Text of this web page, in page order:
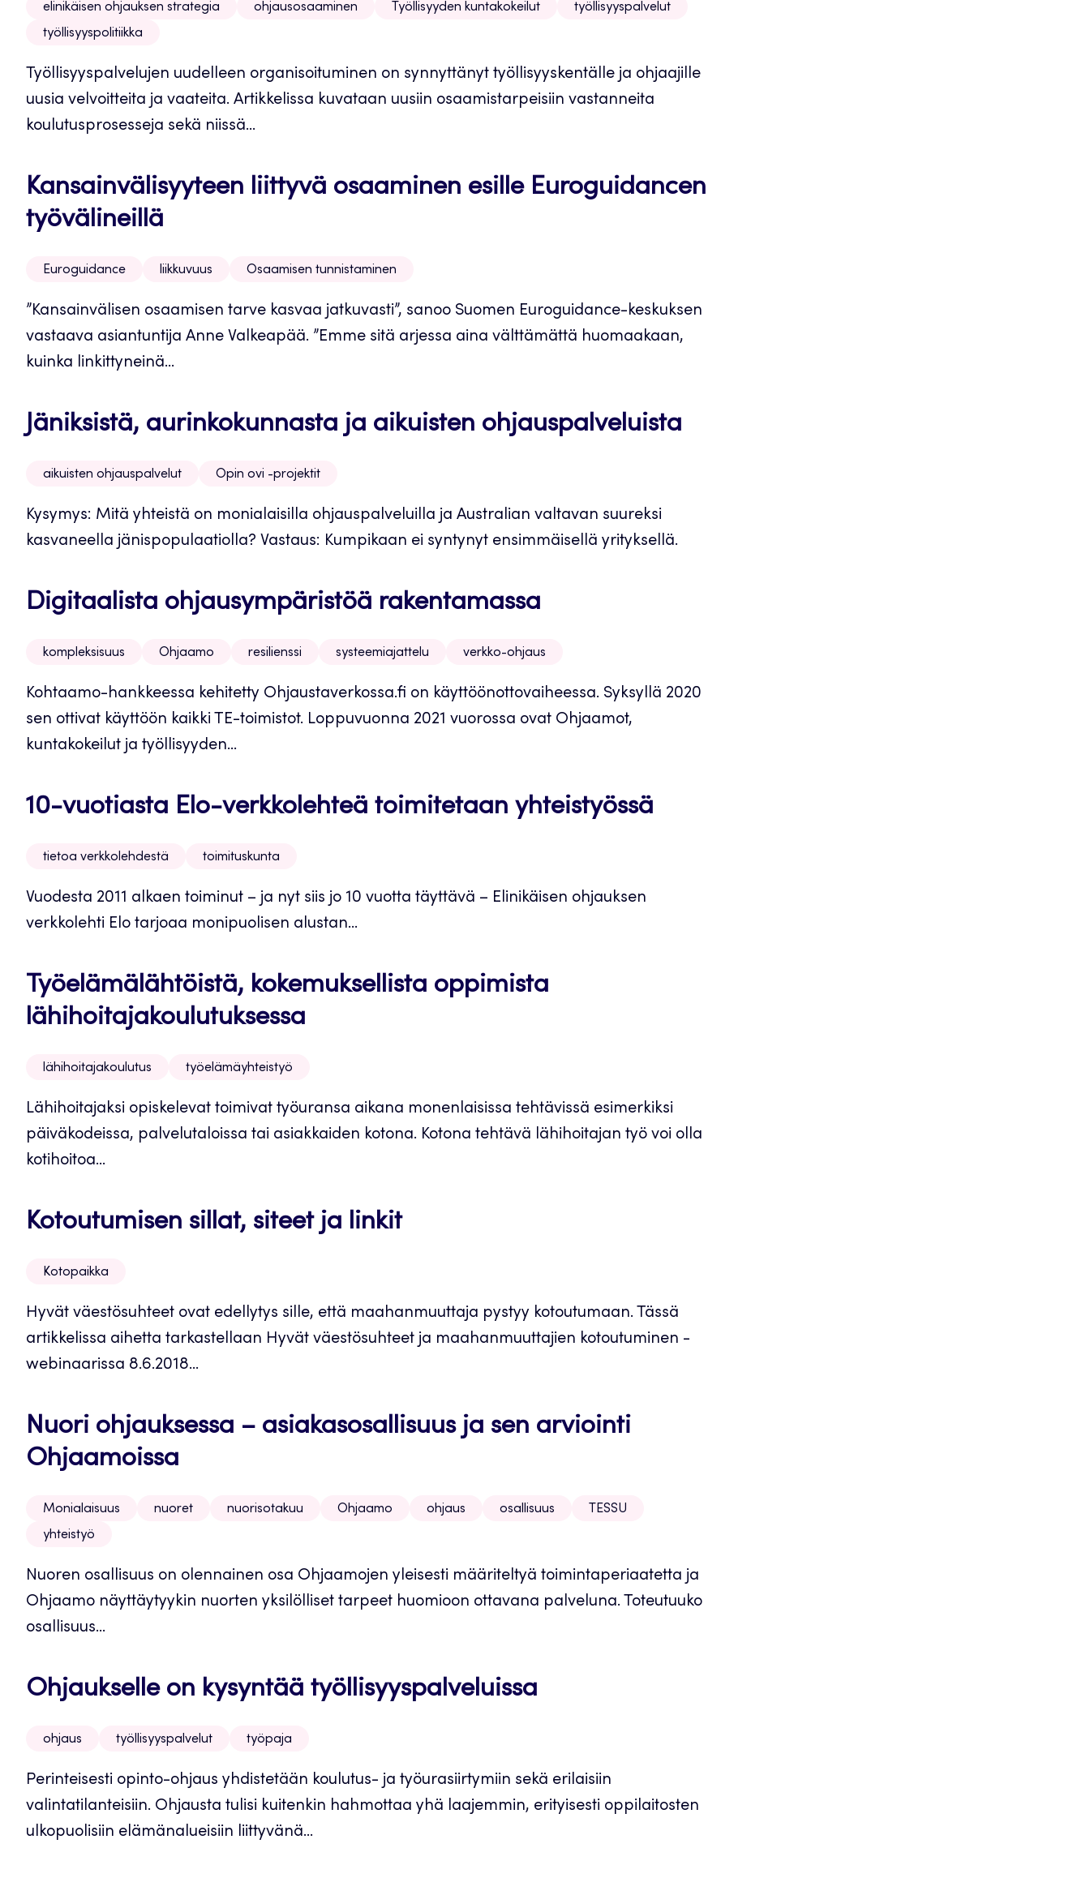
elinikäisen ohjauksen strategia ohjausosaaminen Työllisyyden kuntakokeilut
työllisyyspalvelut
työllisyyspolitiikka
Työllisyyspalvelujen uudelleen organisoituminen on synnyttänyt työllisyyskentälle ja ohjaajille
uusia velvoitteita ja vaateita. Artikkelissa kuvataan uusiin osaamistarpeisiin vastanneita
koulutusprosesseja sekä niissä...
Kansainvälisyyteen liittyvä osaaminen esille Euroguidancen
työvälineillä
Euroguidance liikkuvuus Osaamisen tunnistaminen
”Kansainvälisen osaamisen tarve kasvaa jatkuvasti”, sanoo Suomen Euroguidance-keskuksen
vastaava asiantuntija Anne Valkeapää. ”Emme sitä arjessa aina välttämättä huomaakaan,
kuinka linkittyneinä...
Jäniksistä, aurinkokunnasta ja aikuisten ohjauspalveluista
aikuisten ohjauspalvelut Opin ovi -projektit
Kysymys: Mitä yhteistä on monialaisilla ohjauspalveluilla ja Australian valtavan suureksi
kasvaneella jänispopulaatiolla? Vastaus: Kumpikaan ei syntynyt ensimmäisellä yrityksellä.
Digitaalista ohjausympäristöä rakentamassa
kompleksisuus Ohjaamo resilienssi systeemiajattelu verkko-ohjaus
Kohtaamo-hankkeessa kehitetty Ohjaustaverkossa.fi on käyttöönottovaiheessa. Syksyllä 2020
sen ottivat käyttöön kaikki TE-toimistot. Loppuvuonna 2021 vuorossa ovat Ohjaamot,
kuntakokeilut ja työllisyyden...
10-vuotiasta Elo-verkkolehteä toimitetaan yhteistyössä
tietoa verkkolehdestä toimituskunta
Vuodesta 2011 alkaen toiminut – ja nyt siis jo 10 vuotta täyttävä – Elinikäisen ohjauksen
verkkolehti Elo tarjoaa monipuolisen alustan...
Työelämälähtöistä, kokemuksellista oppimista
lähihoitajakoulutuksessa
lähihoitajakoulutus työelämäyhteistyö
Lähihoitajaksi opiskelevat toimivat työuransa aikana monenlaisissa tehtävissä esimerkiksi
päiväkodeissa, palvelutaloissa tai asiakkaiden kotona. Kotona tehtävä lähihoitajan työ voi olla
kotihoitoa...
Kotoutumisen sillat, siteet ja linkit
Kotopaikka
Hyvät väestösuhteet ovat edellytys sille, että maahanmuuttaja pystyy kotoutumaan. Tässä
artikkelissa aihetta tarkastellaan Hyvät väestösuhteet ja maahanmuuttajien kotoutuminen -
webinaarissa 8.6.2018...
Nuori ohjauksessa – asiakasosallisuus ja sen arviointi
Ohjaamoissa
Monialaisuus nuoret nuorisotakuu Ohjaamo ohjaus osallisuus
TESSU
yhteistyö
Nuoren osallisuus on olennainen osa Ohjaamojen yleisesti määriteltyä toimintaperiaatetta ja
Ohjaamo näyttäytyykin nuorten yksilölliset tarpeet huomioon ottavana palveluna. Toteutuuko
osallisuus...
Ohjaukselle on kysyntää työllisyyspalveluissa
ohjaus työllisyyspalvelut työpaja
Perinteisesti opinto-ohjaus yhdistetään koulutus- ja työurasiirtymiin sekä erilaisiin
valintatilanteisiin. Ohjausta tulisi kuitenkin hahmottaa yhä laajemmin, erityisesti oppilaitosten
ulkopuolisiin elämänalueisiin liittyvänä...